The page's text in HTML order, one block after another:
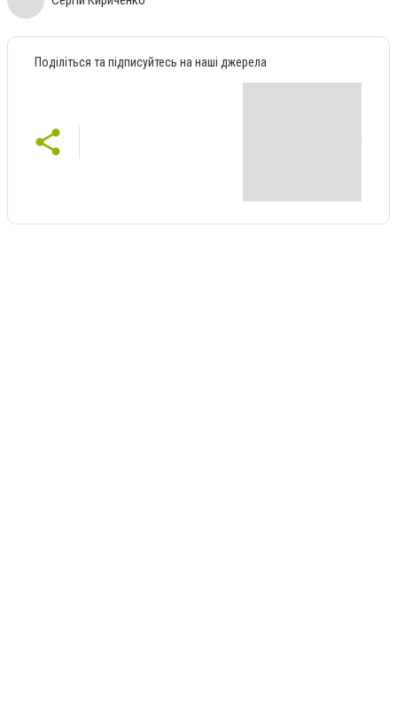
Поділіться та підписуйтесь на наші джерела